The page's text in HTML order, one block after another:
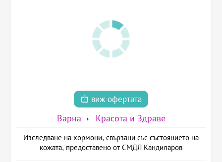
виж офертата
Варна Красота и Здраве
Изследване на хормони, свързани със състоянието на
кожата, предоставено от СМДЛ Кандиларов